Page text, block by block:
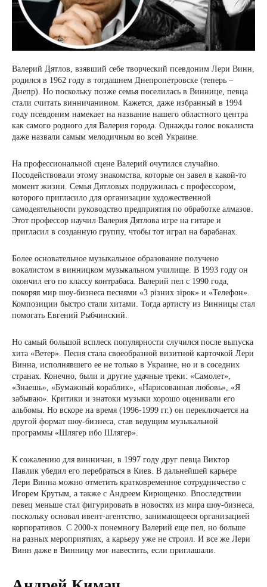
Валерий Дятлов, взявший себе творческий псевдоним Лери Винн,
родился в 1962 году в тогдашнем Днепропетровске (теперь –
Днепр). Но поскольку позже семья поселилась в Виннице, певца
стали считать винничанином. Кажется, даже избранный в 1994
году псевдоним намекает на название нашего областного центра
как самого родного для Валерия города. Однажды голос вокалиста
даже назвали самым мелодичным во всей Украине.
На профессиональной сцене Валерий очутился случайно.
Посодействовали этому знакомства, которые он завел в какой-то
момент жизни. Семья Дятловых подружилась с профессором,
которого пригласило для организации художественной
самодеятельности руководство предприятия по обработке алмазов.
Этот профессор научил Валерия Дятлова игре на гитаре и
пригласил в созданную группу, чтобы тот играл на барабанах.
Более основательное музыкальное образование получено
вокалистом в винницком музыкальном училище. В 1993 году он
окончил его по классу контрабаса. Валерий пел с 1990 года,
покоряя мир шоу-бизнеса песнями «З різних зірок» и «Телефон».
Композиции быстро стали хитами. Тогда артисту из Винницы стал
помогать Евгений Рыбчинский.
Но самый большой всплеск популярности случился после выпуска
хита «Ветер». Песня стала своеобразной визитной карточкой Лери
Винна, исполнявшего ее не только в Украине, но и в соседних
странах. Конечно, были и другие удачные треки: «Самолет»,
«Знаешь», «Бумажный кораблик», «Нарисованная любовь», «Я
забываю». Критики и знатоки музыки хорошо оценивали его
альбомы. Но вскоре на время (1996-1999 гг.) он переключается на
другой формат шоу-бизнеса, став ведущим музыкальной
программы «Шлягер ибо Шлягер».
К сожалению для винничан, в 1997 году друг певца Виктор
Павлик убедил его перебраться в Киев. В дальнейшей карьере
Лери Винна можно отметить кратковременное сотрудничество с
Игорем Крутым, а также с Андреем Кирющенко. Впоследствии
певец меньше стал фигурировать в новостях из мира шоу-бизнеса,
поскольку основал ивент-агентство, занимающееся организацией
корпоративов. С 2000-х понемногу Валерий еще пел, но больше
на разных мероприятиях, а карьеру уже не строил. И все же Лери
Винн даже в Винницу мог навестить, если приглашали.